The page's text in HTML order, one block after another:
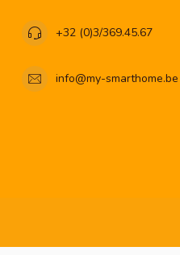
+32 (0)3/369.45.67
info@my-smarthome.be